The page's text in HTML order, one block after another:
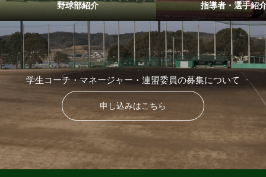
野球部紹介 指導者・選手紹
学生コーチ・マネージャー・連盟委員の募集について
申し込みはこちら